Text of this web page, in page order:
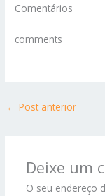
Comentários
comments
← Post anterior
Deixe um
O seu endereço